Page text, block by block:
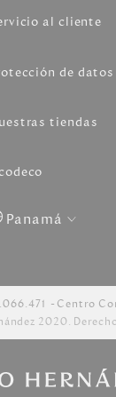
al cliente
de datos
tiendas
Panamá
Centro
2020.